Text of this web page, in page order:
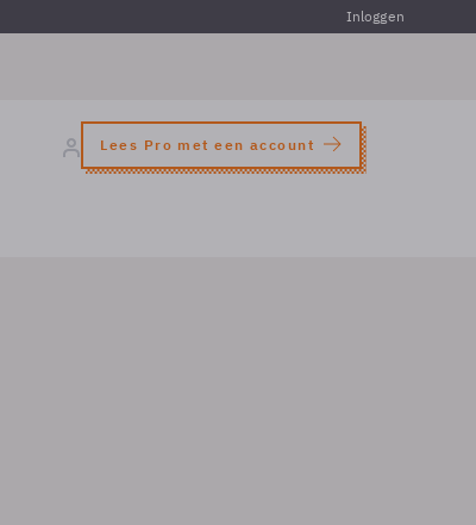
Inloggen
Lees Pro met een account